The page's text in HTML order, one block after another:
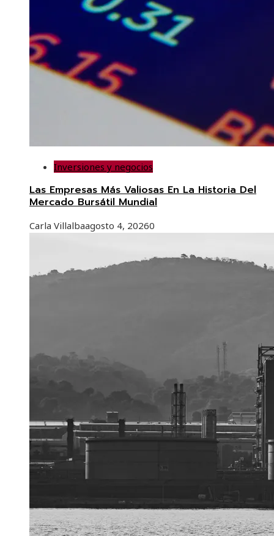
Inversiones y negocios
Las Empresas Más Valiosas En La Historia Del
Mercado Bursátil Mundial
Carla Villalbaagosto 4, 20260